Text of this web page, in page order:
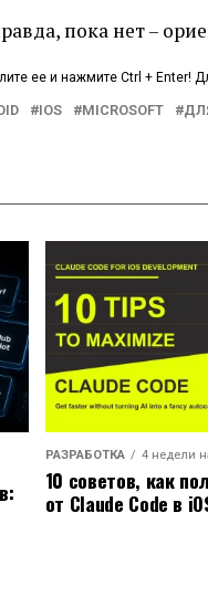
пока нет –
ее и нажмите Ctrl + Enter!
IOS MICROSOFT
РАЗРАБОТКА 4 недели
10 советов, как
от Claude Code в